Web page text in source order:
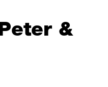
&